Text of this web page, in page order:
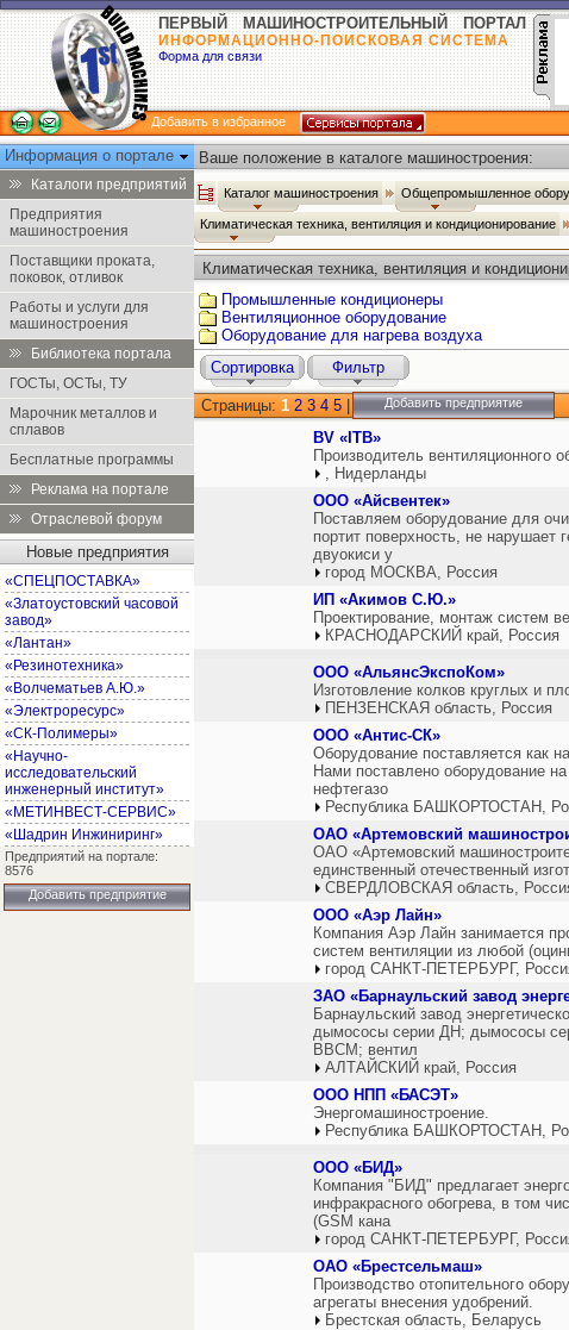
ПЕРВЫЙ МАШИНОСТРОИТЕЛЬНЫЙ ПОРТАЛ
ИНФОРМАЦИОННО-ПОИСКОВАЯ СИСТЕМА
Форма для связи
Добавить в избранное
Информация о портале
Каталоги предприятий
Предприятия
машиностроения
Поставщики проката,
поковок, отливок
Работы и услуги для
машиностроения
Библиотека портала
ГОСТы, ОСТы, ТУ
Марочник металлов и
сплавов
Бесплатные программы
Реклама на портале
Отраслевой форум
Новые предприятия
«СПЕЦПОСТАВКА»
«Златоустовский часовой
завод»
«Лантан»
«Резинотехника»
«Волчематьев А.Ю.»
«Электроресурс»
«СК-Полимеры»
«Научно-
исследовательский
инженерный институт»
«МЕТИНВЕСТ-СЕРВИС»
«Шадрин Инжиниринг»
Предприятий на портале:
8576
Добавить предприятие
Ваше положение в каталоге машиностроения:
Каталог машиностроения Общепромышленное
Климатическая техника, вентиляция и кондиционирование
Климатическая техника, вентиляция и
Промышленные кондиционеры
Вентиляционное оборудование
Оборудование для нагрева воздуха
Сортировка Фильтр
Страницы: 1 2 3 4 5 Добавить предприятие
BV «ITB»
Производитель вентиляционного
, Нидерланды
ООО «Айсвентек»
Поставляем оборудование для
портит поверхность, не нарушает
двуокиси у
город МОСКВА, Россия
ИП «Акимов С.Ю.»
Проектирование, монтаж систем
КРАСНОДАРСКИЙ край, Россия
ООО «АльянсЭкспоКом»
Изготовление колков круглых и
ПЕНЗЕНСКАЯ область, Россия
ООО «Антис-СК»
Оборудование поставляется как
Нами поставлено оборудование
нефтегазо
Республика БАШКОРТОСТАН,
ОАО «Артемовский
ОАО «Артемовский
единственный отечественный
СВЕРДЛОВСКАЯ область,
ООО «Аэр Лайн»
Компания Аэр Лайн занимается
систем вентиляции из любой
город САНКТ-ПЕТЕРБУРГ,
ЗАО «Барнаульский завод
Барнаульский завод
дымососы серии ДН; дымососы
ВВСМ; вентил
АЛТАЙСКИЙ край, Россия
ООО НПП «БАСЭТ»
Энергомашиностроение.
Республика БАШКОРТОСТАН,
ООО «БИД»
Компания "БИД" предлагает
инфракрасного обогрева, в том
(GSM кана
город САНКТ-ПЕТЕРБУРГ,
ОАО «Брестсельмаш»
Производство отопительного
агрегаты внесения удобрений.
Брестская область, Беларусь